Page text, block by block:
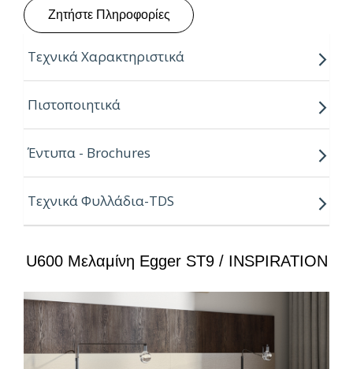
Ζητήστε Πληροφορίες
Τεχνικά Χαρακτηριστικά
Παραγόμενο μήκος:
Παραγόμενο πλάτος:2.07m
Πάχος: 8,16,18,25mm
Ιδιότητες:
– Εξαιρετική επιφάνεια, αναβαθμισμένες φινιτούρες
– Ανθεκτικότητα στη θερμότητα και τον ατμό
– Υψηλές αντοχές στη καθημερινή φθορά από τριβή,
Πιστοποιητικά
Έντυπα - Brochures
Τεχνικά Φυλλάδια-TDS
U600 Μελαμίνη Egger ST9 / INSPIRATION